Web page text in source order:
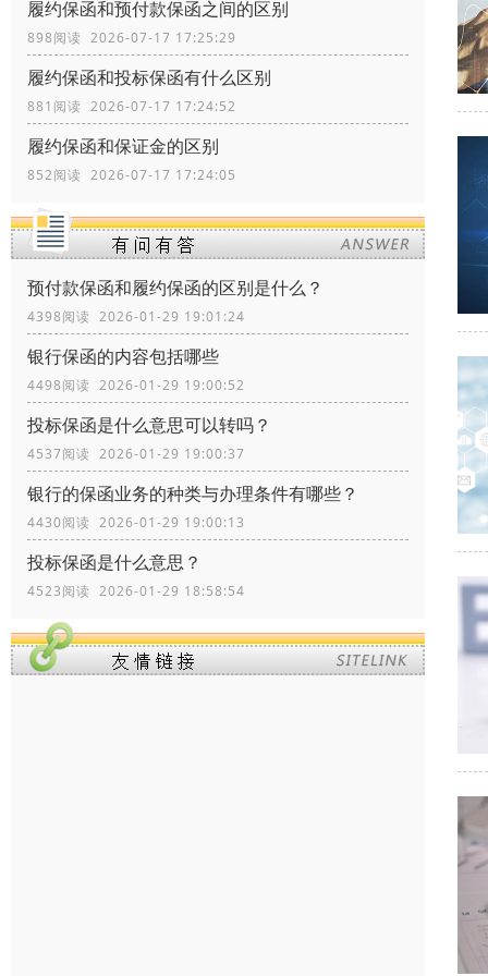
履约保函和预付款保函之间的区别
898阅读 2026-07-17 17:25:29
履约保函和投标保函有什么区别
881阅读 2026-07-17 17:24:52
履约保函和保证金的区别
852阅读 2026-07-17 17:24:05
预付款保函和履约保函的区别是什么？
4398阅读 2026-01-29 19:01:24
银行保函的内容包括哪些
4498阅读 2026-01-29 19:00:52
投标保函是什么意思可以转吗？
4537阅读 2026-01-29 19:00:37
银行的保函业务的种类与办理条件有哪些？
4430阅读 2026-01-29 19:00:13
投标保函是什么意思？
4523阅读 2026-01-29 18:58:54